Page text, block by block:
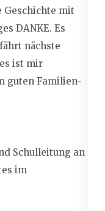
Geschichte mit
DANKE. Es
nächste
ist mir
guten Familien-
Schulleitung an
im